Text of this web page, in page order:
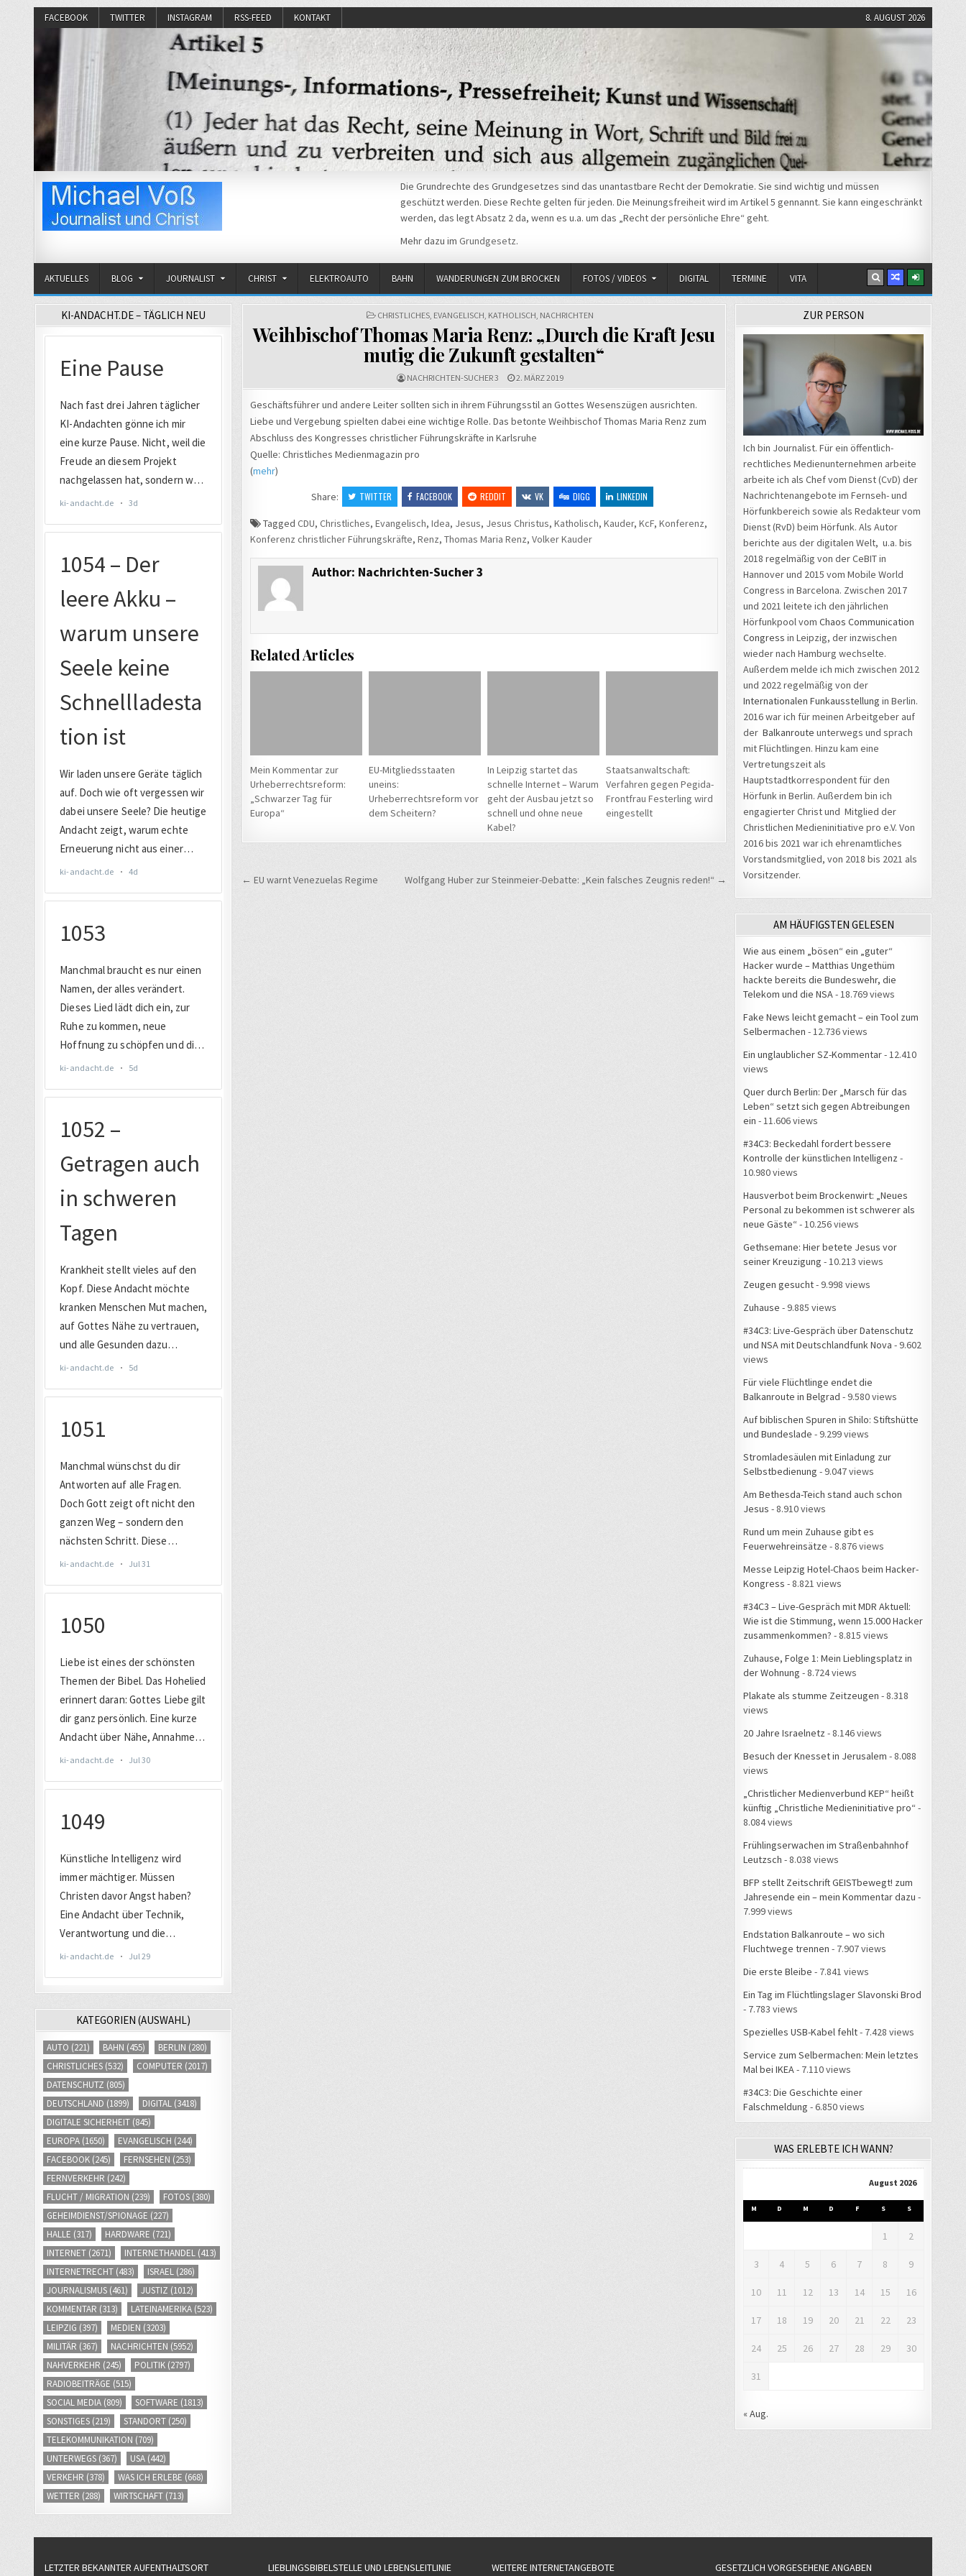
FACEBOOK TWITTER INSTAGRAM RSS-FEED KONTAKT 8. AUGUST 2026
Die Grundrechte des Grundgesetzes sind das unantastbare Recht der Demokratie. Sie sind wichtig und müssen
geschützt werden. Diese Rechte gelten für jeden. Die Meinungsfreiheit wird im Artikel 5 gennannt. Sie kann eingeschränkt
werden, das legt Absatz 2 da, wenn es u.a. um das „Recht der persönliche Ehre“ geht.
Mehr dazu im Grundgesetz.
AKTUELLES BLOG JOURNALIST CHRIST ELEKTROAUTO BAHN WANDERUNGEN ZUM BROCKEN FOTOS / VIDEOS DIGITAL TERMINE VITA
POSTED
CHRISTLICHES EVANGELISCH KATHOLISCH NACHRICHTEN
Weihbischof Thomas Maria Renz: „Durch die Kraft Jesu
mutig die Zukunft gestalten“
NACHRICHTEN-SUCHER 3 2. MÄRZ 2019
Geschäftsführer und andere Leiter sollten sich in ihrem Führungsstil an Gottes Wesenszügen ausrichten.
Liebe und Vergebung spielten dabei eine wichtige Rolle. Das betonte Weihbischof Thomas Maria Renz zum
Abschluss des Kongresses christlicher Führungskräfte in Karlsruhe
Quelle: Christliches Medienmagazin pro
(mehr)
Share:
TWITTER FACEBOOK REDDIT VK DIGG LINKEDIN
Tagged CDU, Christliches, Evangelisch, Idea, Jesus, Jesus Christus, Katholisch, Kauder, KcF, Konferenz,
Konferenz christlicher Führungskräfte, Renz, Thomas Maria Renz, Volker Kauder
Author: Nachrichten-Sucher 3
Related Articles
Mein Kommentar zur
Urheberrechtsreform:
„Schwarzer Tag für
Europa“
EU-Mitgliedsstaaten
uneins:
Urheberrechtsreform vor
dem Scheitern?
In Leipzig startet das
schnelle Internet – Warum
geht der Ausbau jetzt so
schnell und ohne neue
Kabel?
Staatsanwaltschaft:
Verfahren gegen Pegida-
Frontfrau Festerling wird
eingestellt
BeitragsnavigationWolfgang Huber zur Steinmeier-Debatte: „Kein falsches Zeugnis reden!“ →
← EU warnt Venezuelas Regime
KI-ANDACHT.DE – TÄGLICH NEU
KATEGORIEN (AUSWAHL)
AUTO (221) BAHN (455) BERLIN (280)
CHRISTLICHES (532) COMPUTER (2017)
DATENSCHUTZ (805)
DEUTSCHLAND (1899) DIGITAL (3418)
DIGITALE SICHERHEIT (845)
EUROPA (1650) EVANGELISCH (244)
FACEBOOK (245) FERNSEHEN (253)
FERNVERKEHR (242)
FLUCHT / MIGRATION (239) FOTOS (380)
GEHEIMDIENST/SPIONAGE (227)
HALLE (317) HARDWARE (721)
INTERNET (2671) INTERNETHANDEL (413)
INTERNETRECHT (483) ISRAEL (286)
JOURNALISMUS (461) JUSTIZ (1012)
KOMMENTAR (313) LATEINAMERIKA (523)
LEIPZIG (397) MEDIEN (3203)
MILITÄR (367) NACHRICHTEN (5952)
NAHVERKEHR (245) POLITIK (2797)
RADIOBEITRÄGE (515)
SOCIAL MEDIA (809) SOFTWARE (1813)
SONSTIGES (219) STANDORT (250)
TELEKOMMUNIKATION (709)
UNTERWEGS (367) USA (442)
VERKEHR (378) WAS ICH ERLEBE (668)
WETTER (288) WIRTSCHAFT (713)
ZUR PERSON
Ich bin Journalist. Für ein öffentlich-
rechtliches Medienunternehmen arbeite
arbeite ich als Chef vom Dienst (CvD) der
Nachrichtenangebote im Fernseh- und
Hörfunkbereich sowie als Redakteur vom
Dienst (RvD) beim Hörfunk. Als Autor
berichte aus der digitalen Welt, u.a. bis
2018 regelmäßig von der CeBIT in
Hannover und 2015 vom Mobile World
Congress in Barcelona. Zwischen 2017
und 2021 leitete ich den jährlichen
Hörfunkpool vom Chaos Communication
Congress in Leipzig, der inzwischen
wieder nach Hamburg wechselte.
Außerdem melde ich mich zwischen 2012
und 2022 regelmäßig von der
Internationalen Funkausstellung in Berlin.
2016 war ich für meinen Arbeitgeber auf
der Balkanroute unterwegs und sprach
mit Flüchtlingen. Hinzu kam eine
Vertretungszeit als
Hauptstadtkorrespondent für den
Hörfunk in Berlin. Außerdem bin ich
engagierter Christ und Mitglied der
Christlichen Medieninitiative pro e.V. Von
2016 bis 2021 war ich ehrenamtliches
Vorstandsmitglied, von 2018 bis 2021 als
Vorsitzender.
AM HÄUFIGSTEN GELESEN
Wie aus einem „bösen“ ein „guter“
Hacker wurde – Matthias Ungethüm
hackte bereits die Bundeswehr, die
Telekom und die NSA - 18.769 views
Fake News leicht gemacht – ein Tool zum
Selbermachen - 12.736 views
Ein unglaublicher SZ-Kommentar- 12.410
views
Quer durch Berlin: Der „Marsch für das
Leben“ setzt sich gegen Abtreibungen
ein - 11.606 views
#34C3: Beckedahl fordert bessere
Kontrolle der künstlichen Intelligenz -
10.980 views
Hausverbot beim Brockenwirt: „Neues
Personal zu bekommen ist schwerer als
neue Gäste“ - 10.256 views
Gethsemane: Hier betete Jesus vor
seiner Kreuzigung - 10.213 views
Zeugen gesucht- 9.998 views
Zuhause - 9.885 views
#34C3: Live-Gespräch über Datenschutz
und NSA mit Deutschlandfunk Nova - 9.602
views
Für viele Flüchtlinge endet die
Balkanroute in Belgrad - 9.580 views
Auf biblischen Spuren in Shilo: Stiftshütte
und Bundeslade - 9.299 views
Stromladesäulen mit Einladung zur
Selbstbedienung - 9.047 views
Am Bethesda-Teich stand auch schon
Jesus - 8.910 views
Rund um mein Zuhause gibt es
Feuerwehreinsätze - 8.876 views
Messe Leipzig Hotel-Chaos beim Hacker-
Kongress - 8.821 views
#34C3 – Live-Gespräch mit MDR Aktuell:
Wie ist die Stimmung, wenn 15.000 Hacker
zusammenkommen? - 8.815 views
Zuhause, Folge 1: Mein Lieblingsplatz in
der Wohnung - 8.724 views
Plakate als stumme Zeitzeugen - 8.318
views
20 Jahre Israelnetz - 8.146 views
Besuch der Knesset in Jerusalem - 8.088
views
„Christlicher Medienverbund KEP“ heißt
künftig „Christliche Medieninitiative pro“ -
8.084 views
Frühlingserwachen im Straßenbahnhof
Leutzsch - 8.038 views
BFP stellt Zeitschrift GEISTbewegt! zum
Jahresende ein – mein Kommentar dazu -
7.999 views
Endstation Balkanroute – wo sich
Fluchtwege trennen - 7.907 views
Die erste Bleibe - 7.841 views
Ein Tag im Flüchtlingslager Slavonski Brod
- 7.783 views
Spezielles USB-Kabel fehlt- 7.428 views
Service zum Selbermachen: Mein letztes
Mal bei IKEA - 7.110 views
#34C3: Die Geschichte einer
Falschmeldung - 6.850 views
WAS ERLEBTE ICH WANN?
August 2026
M D M D F S S
1 2
3 4 5 6 7 8 9
10 11 12 13 14 15 16
17 18 19 20 21 22 23
24 25 26 27 28 29 30
31
« Aug.
LETZTER BEKANNTER AUFENTHALTSORT LIEBLINGSBIBELSTELLE UND LEBENSLEITLINIE WEITERE INTERNETANGEBOTE GESETZLICH VORGESEHENE ANGABEN